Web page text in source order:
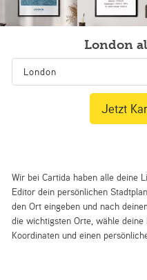
London
Wir bei Cartida haben alle deine
Editor dein persönlichen
den Ort eingeben und nach
die wichtigsten Orte, wähle
Koordinaten und einen
Jetzt